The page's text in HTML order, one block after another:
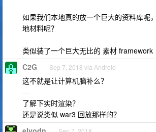
如果我们本地真的放一个巨大的资料库呢
地材料呢？
类似装了一个巨大无比的 素材 framework
C2G Sep 7, 2018 via Android
这不就是让计算机脑补么？
---
了解下实时渲染？
还是说类似 war3 回放那样的？